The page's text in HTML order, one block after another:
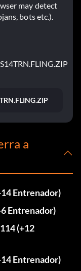
may detect
bots etc.).
a
Entrenador)
Entrenador)
(+12
Entrenador)